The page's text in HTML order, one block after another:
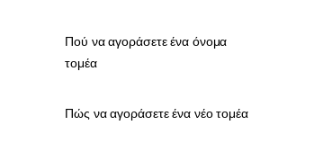
Πού να αγοράσετε ένα όνομα
τομέα
Πώς να αγοράσετε ένα νέο τομέα